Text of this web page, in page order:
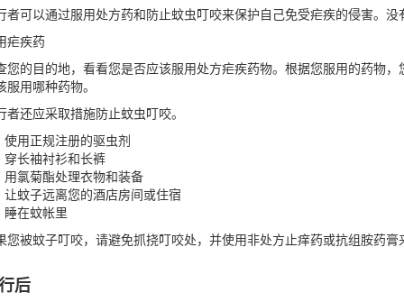
者可以通过服用处方药和防止蚊虫叮咬来保护自己免受疟疾的侵害。没
疟疾药
您的目的地，看看您是否应该服用处方疟疾药物。根据您服用的药物
服用哪种药物。
者还应采取措施防止蚊虫叮咬。
使用正规注册的驱虫剂
穿长袖衬衫和长裤
用氯菊酯处理衣物和装备
让蚊子远离您的酒店房间或住宿
睡在蚊帐里
您被蚊子叮咬，请避免抓挠叮咬处，并使用非处方止痒药或抗组胺药膏
后